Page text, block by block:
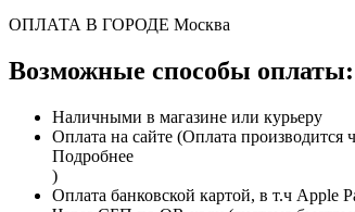
ОПЛАТА В ГОРОДЕ Москва
Возможные способы оплаты:
Наличными в магазине или курьеру
Оплата на сайте (Оплата производится
Подробнее
)
Оплата банковской картой, в т.ч Apple